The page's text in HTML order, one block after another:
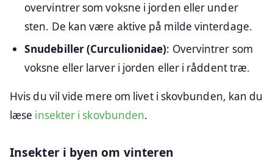
overvintrer som voksne i jorden eller under
sten. De kan være aktive på milde vinterdage.
Snudebiller (Curculionidae): Overvintrer som
voksne eller larver i jorden eller i råddent træ.
Hvis du vil vide mere om livet i skovbunden, kan du
læse insekter i skovbunden.
Insekter i byen om vinteren